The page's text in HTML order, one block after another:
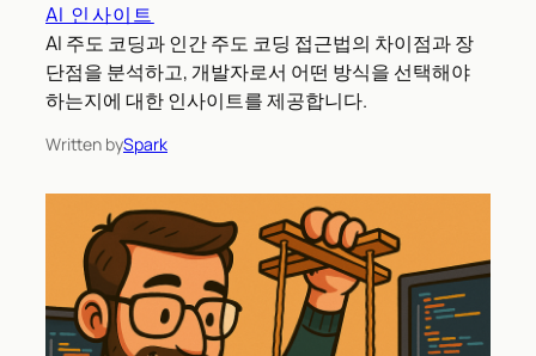
AI 인사이트
AI 주도 코딩과 인간 주도 코딩 접근법의 차이점과 장
단점을 분석하고, 개발자로서 어떤 방식을 선택해야
하는지에 대한 인사이트를 제공합니다.
Written bySpark